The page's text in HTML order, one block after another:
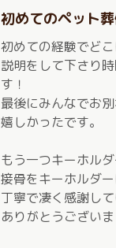
初めてのペット
初めての経験でど
説明をして下さり
す！
最後にみんなでお
嬉しかったです。
もう一つキーホル
接骨をキーホルダ
丁寧で凄く感謝して
ありがとうございま